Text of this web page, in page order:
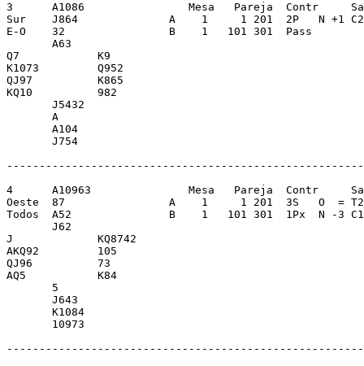
3      A1086                Mesa   Pareja  Contr
Sur    J864              A    1     1 201  2P   N +1
E-O    32                B    1   101 301  Pass
       A63
Q7            K9
K1073         Q952
QJ97          K865
KQ10          982
       J5432
       A
       A104
       J754
4      A10963               Mesa   Pareja  Contr
Oeste  87                A    1     1 201  3S   O  =
Todos  A52               B    1   101 301  1Px  N -3
       J62
J             KQ8742
AKQ92         105
QJ96          73
AQ5           K84
       5
       J643
       K1084
       10973